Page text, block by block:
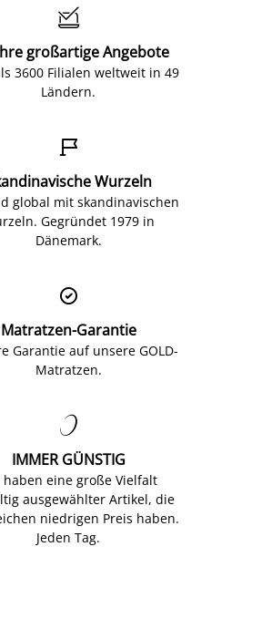

großartige Angebote
3600 Filialen weltweit in 49
Ländern.

Wurzeln
global mit skandinavischen
Gegründet 1979 in
Dänemark.

Matratzen-Garantie
Garantie auf unsere GOLD-
Matratzen.

IMMER GÜNSTIG
haben eine große Vielfalt
ausgewählter Artikel, die
niedrigen Preis haben.
Jeden Tag.